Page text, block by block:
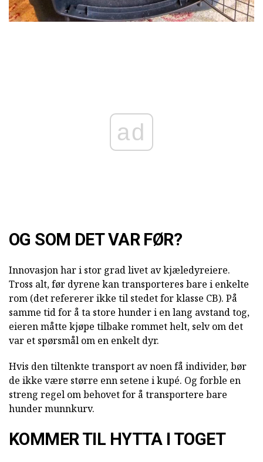
ad
OG SOM DET VAR FØR?
Innovasjon har i stor grad livet av kjæledyreiere.
Tross alt, før dyrene kan transporteres bare i enkelte
rom (det refererer ikke til stedet for klasse CB). På
samme tid for å ta store hunder i en lang avstand tog,
eieren måtte kjøpe tilbake rommet helt, selv om det
var et spørsmål om en enkelt dyr.
Hvis den tiltenkte transport av noen få individer, bør
de ikke være større enn setene i kupé. Og forble en
streng regel om behovet for å transportere bare
hunder munnkurv.
KOMMER TIL HYTTA I TOGET